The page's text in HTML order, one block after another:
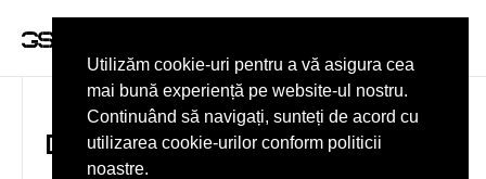
DAY: JULY 15, 2023
Utilizăm cookie-uri pentru a vă asigura cea
mai bună experiență pe website-ul nostru.
Continuând să navigați, sunteți de acord cu
utilizarea cookie-urilor conform politicii
noastre.